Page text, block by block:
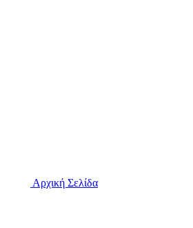
Αρχική Σελίδα